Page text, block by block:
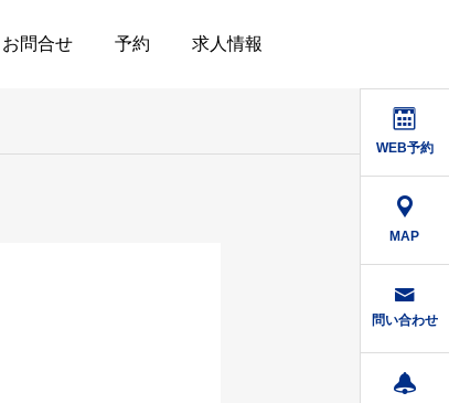
お問合せ 予約 求人情報
WEB予約
MAP
問い合わせ